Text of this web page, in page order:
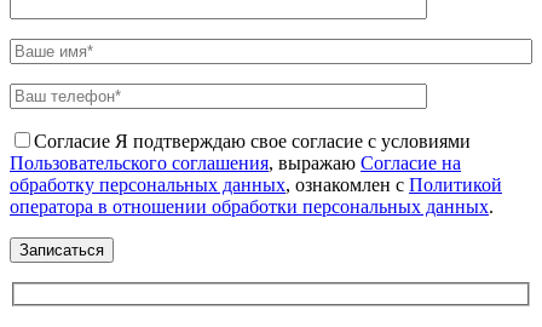
Согласие Я подтверждаю свое согласие с условиями
Пользовательского соглашения, выражаю Согласие на
обработку персональных данных, ознакомлен с Политикой
оператора в отношении обработки персональных данных.